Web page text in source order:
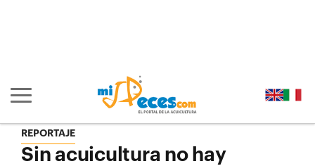
Mostrar/ocultar navegación principal
REPORTAJE
Sin acuicultura no hay